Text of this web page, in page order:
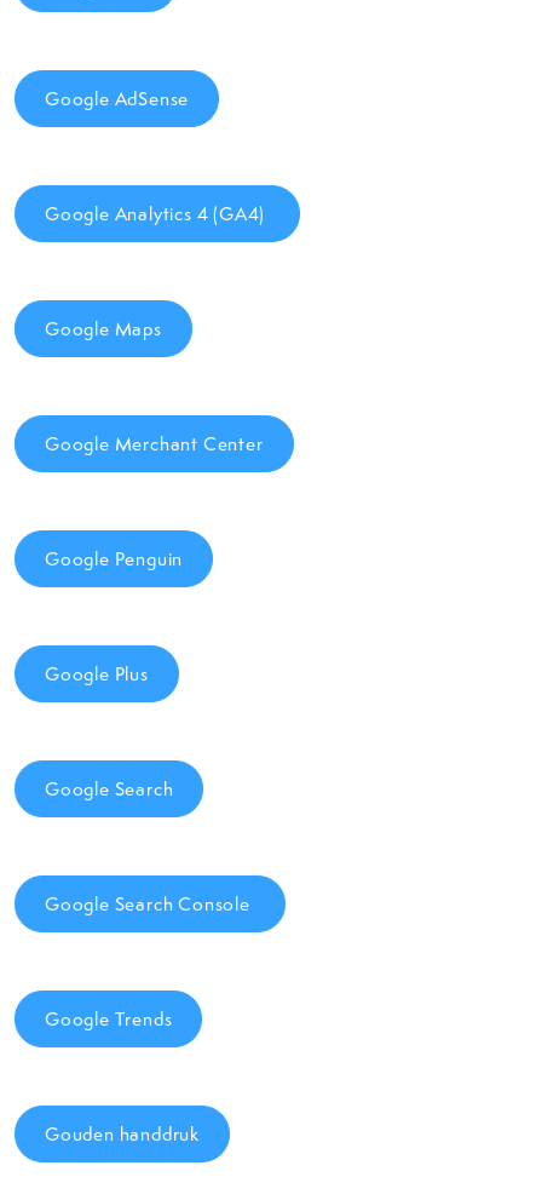
Google AdSense
Google Analytics 4 (GA4)
Google Maps
Google Merchant Center
Google Penguin
Google Plus
Google Search
Google Search Console
Google Trends
Gouden handdruk